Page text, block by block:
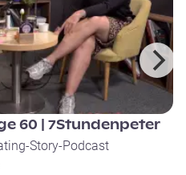
60 | 7Stundenpeter
Story-Podcast